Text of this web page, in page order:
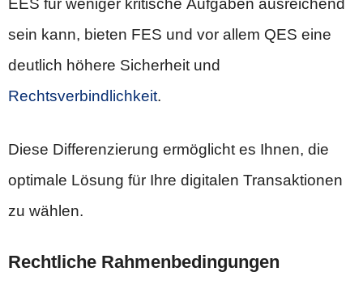
EES für weniger kritische Aufgaben ausreichend
sein kann, bieten FES und vor allem QES eine
deutlich höhere Sicherheit und
Rechtsverbindlichkeit.
Diese Differenzierung ermöglicht es Ihnen, die
optimale Lösung für Ihre digitalen Transaktionen
zu wählen.
Rechtliche Rahmenbedingungen